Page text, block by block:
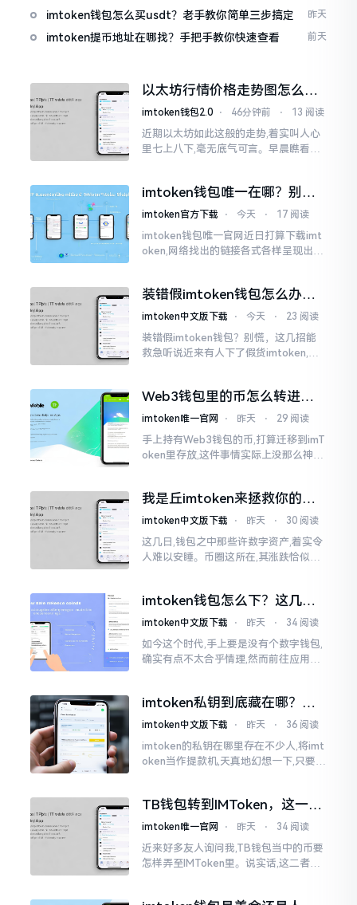
imtoken钱包怎么买usdt？老手教你简单三步搞定 昨天
imtoken提币地址在哪找？手把手教你快速查看 前天
以太坊行情价格走势图怎么看
才不亏钱
imtoken钱包2.0 ⋅ 46分钟前 ⋅ 13 阅读
近期以太坊如此这般的走势,着实叫人心
里七上八下,毫无底气可言。早晨瞧看之
得让人心里直冒慌意。
imtoken钱包唯一在哪？别乱
点，小心假网站
imtoken官方下载 ⋅ 今天 ⋅ 17 阅读
imtoken钱包唯一官网近日打算下载imt
oken,网络找出的链接各式各样呈现出乱
直忐忑不安。我折腾了好些日子
装错假imtoken钱包怎么办？
别慌，快卸载，这几招能救急
imtoken中文版下载 ⋅ 今天 ⋅ 23 阅读
装错假imtoken钱包？别慌，这几招能
救急听说近来有人下了假货imtoken,心
是陷阱。
Web3钱包里的币怎么转进
imToken？别慌，三步搞定
imtoken唯一官网 ⋅ 昨天 ⋅ 29 阅读
手上持有Web3钱包的币,打算迁移到imT
oken里存放,这件事情实际上没那么神秘
我是丘imtoken来拯救你的钱
包
imtoken中文版下载 ⋅ 昨天 ⋅ 30 阅读
这几日,钱包之中那些许数字资产,着实令
人难以安睡。币圈这所在,其涨跌恰似翻
堆币
imtoken钱包怎么下？这几种
靠谱路子别走歪
imtoken中文版下载 ⋅ 昨天 ⋅ 34 阅读
如今这个时代,手上要是没有个数字钱包,
确实有点不太合乎情理,然而前往应用商
似乎相似
imtoken私钥到底藏在哪？别
慌，找对地方才安心
imtoken中文版下载 ⋅ 昨天 ⋅ 36 阅读
imtoken的私钥在哪里存在不少人,将imt
oken当作提款机,天真地幻想一下,只要把
TB钱包转到IMToken，这一步
别走错
imtoken唯一官网 ⋅ 昨天 ⋅ 34 阅读
近来好多友人询问我,TB钱包当中的币要
怎样弄至IMToken里。说实话,这二者皆